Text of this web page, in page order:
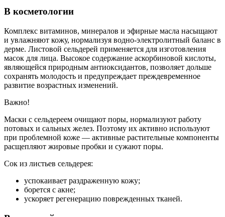
В косметологии
Комплекс витаминов, минералов и эфирные масла насыщают
и увлажняют кожу, нормализуя водно-электролитный баланс в
дерме. Листовой сельдерей применяется для изготовления
масок для лица. Высокое содержание аскорбиновой кислоты,
являющейся природным антиоксидантов, позволяет дольше
сохранять молодость и предупреждает преждевременное
развитие возрастных изменений.
Важно!
Маски с сельдереем очищают поры, нормализуют работу
потовых и сальных желез. Поэтому их активно используют
при проблемной коже — активные растительные компоненты
расщепляют жировые пробки и сужают поры.
Сок из листьев сельдерея:
успокаивает раздраженную кожу;
борется с акне;
ускоряет регенерацию поврежденных тканей.